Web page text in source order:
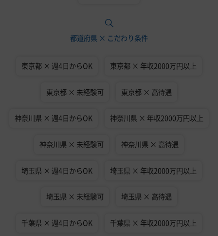
都道府県 × こだわり条件
東京都 × 週4日からOK 東京都 × 年収2000万円以上
東京都 × 未経験可 東京都 × 高待遇
神奈川県 × 週4日からOK 神奈川県 × 年収2000万円以上
神奈川県 × 未経験可 神奈川県 × 高待遇
埼玉県 × 週4日からOK 埼玉県 × 年収2000万円以上
埼玉県 × 未経験可 埼玉県 × 高待遇
千葉県 × 週4日からOK 千葉県 × 年収2000万円以上